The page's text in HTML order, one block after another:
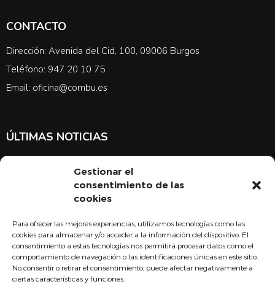
Gestionar el
consentimiento de las
cookies
Para ofrecer las mejores experiencias, utilizamos tecnologías como las
cookies para almacenar y/o acceder a la información del dispositivo. El
consentimiento a estas tecnologías nos permitirá procesar datos como el
comportamiento de navegación o las identificaciones únicas en este sitio.
No consentir o retirar el consentimiento, puede afectar negativamente a
ciertas características y funciones.
CONTACTO
Dirección: Avenida del Cid, 100, 09006 Burgos
Teléfono: 947 20 10 75
Email: oficina@combu.es
ÚLTIMAS NOTICIAS
noticias en cuanto a medicina y el COMBU
Acepto la política de privacidad
Suscribirse